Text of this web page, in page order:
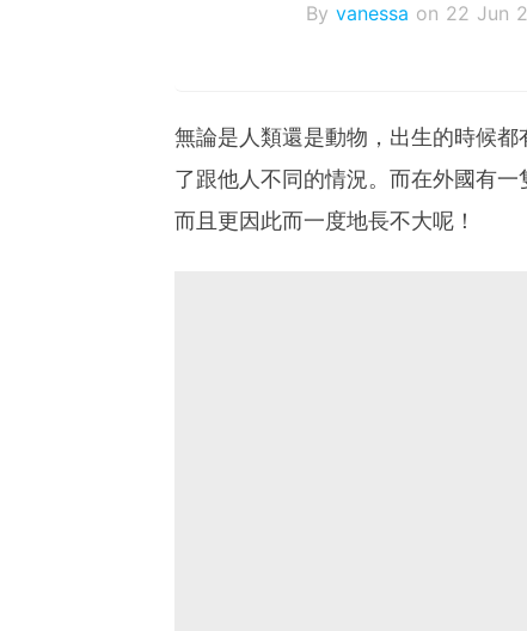
By vanessa on 22 Jun
無論是人類還是動物，出生的時候
了跟他人不同的情況。而在外國有
而且更因此而一度地長不大呢！